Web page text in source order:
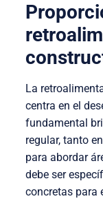
La
centra en el
fundamental
regular, tanto
para abordar
debe ser
concretas para